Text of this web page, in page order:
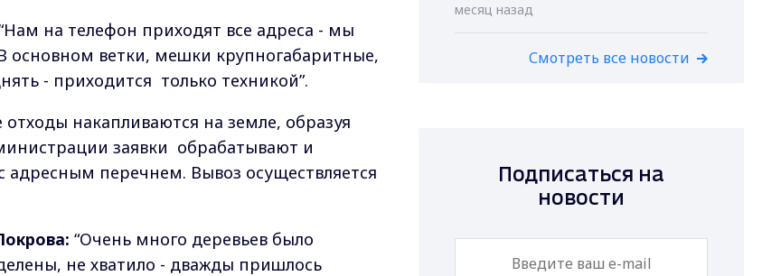
на телефон приходят все адреса - мы
основном ветки, мешки крупногабаритные,
- приходится только техникой”.
накапливаются на земле, образуя
заявки обрабатывают и
перечнем. Вывоз осуществляется
“Очень много деревьев было
не хватило - дважды пришлось
месяц назад
Смотреть все новости
Подписаться на
новости